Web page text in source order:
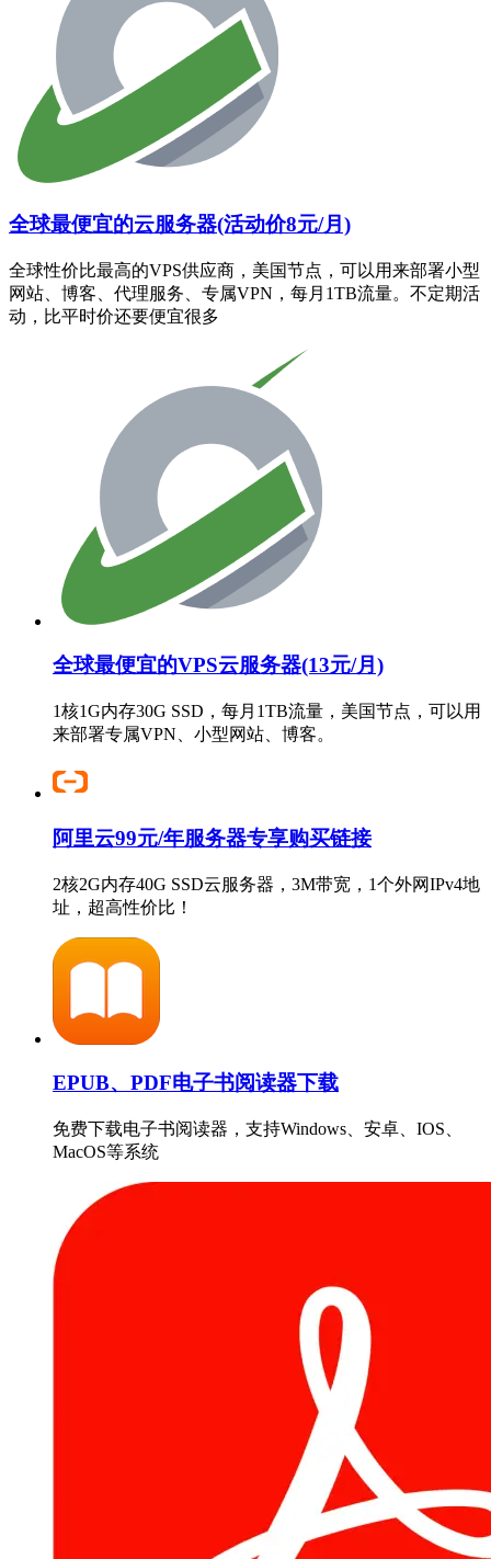
全球最便宜的云服务器(活动价8元/月)
全球性价比最高的VPS供应商，美国节点，可以用来部署小型
网站、博客、代理服务、专属VPN，每月1TB流量。不定期活
动，比平时价还要便宜很多
全球最便宜的VPS云服务器(13元/月)
1核1G内存30G SSD，每月1TB流量，美国节点，可以用
来部署专属VPN、小型网站、博客。
阿里云99元/年服务器专享购买链接
2核2G内存40G SSD云服务器，3M带宽，1个外网IPv4地
址，超高性价比！
EPUB、PDF电子书阅读器下载
免费下载电子书阅读器，支持Windows、安卓、IOS、
MacOS等系统